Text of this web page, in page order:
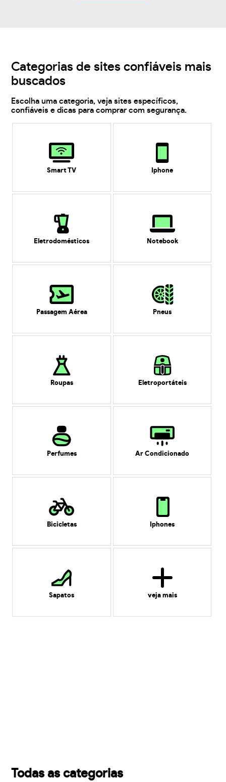
Categorias de sites confiáveis mais
buscados
Escolha uma categoria, veja sites específicos,
confiáveis e dicas para comprar com segurança.
Smart TV Iphone
Eletrodomésticos Notebook
Passagem Aérea Pneus
Roupas Eletroportáteis
Perfumes Ar Condicionado
Bicicletas Iphones
Sapatos veja mais
Todas as categorias